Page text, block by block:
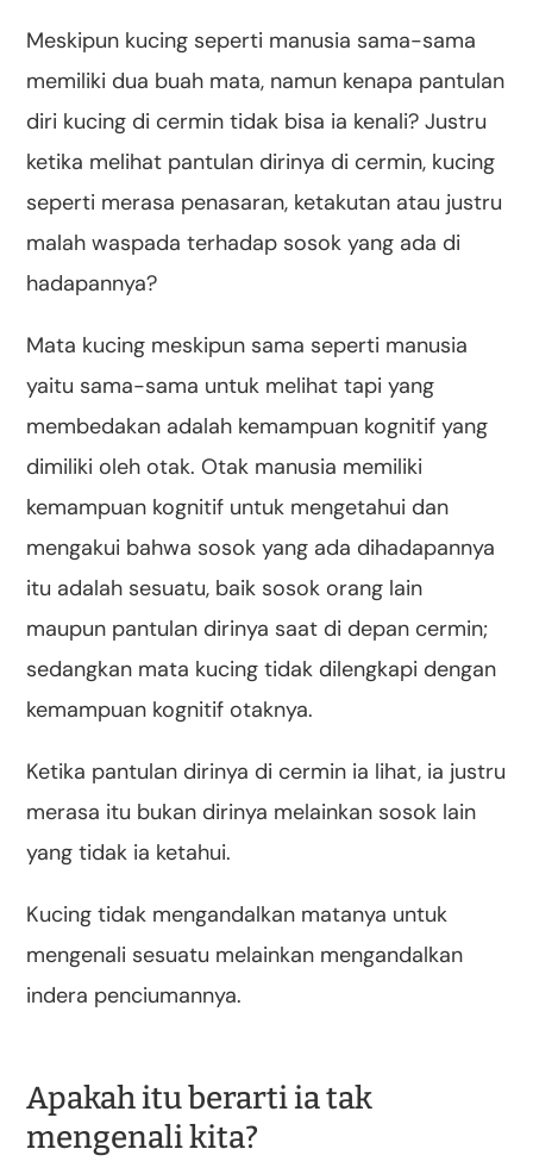
Meskipun kucing seperti manusia sama-sama
memiliki dua buah mata, namun kenapa pantulan
diri kucing di cermin tidak bisa ia kenali? Justru
ketika melihat pantulan dirinya di cermin, kucing
seperti merasa penasaran, ketakutan atau justru
malah waspada terhadap sosok yang ada di
hadapannya?
Mata kucing meskipun sama seperti manusia
yaitu sama-sama untuk melihat tapi yang
membedakan adalah kemampuan kognitif yang
dimiliki oleh otak. Otak manusia memiliki
kemampuan kognitif untuk mengetahui dan
mengakui bahwa sosok yang ada dihadapannya
itu adalah sesuatu, baik sosok orang lain
maupun pantulan dirinya saat di depan cermin;
sedangkan mata kucing tidak dilengkapi dengan
kemampuan kognitif otaknya.
Ketika pantulan dirinya di cermin ia lihat, ia justru
merasa itu bukan dirinya melainkan sosok lain
yang tidak ia ketahui.
Kucing tidak mengandalkan matanya untuk
mengenali sesuatu melainkan mengandalkan
indera penciumannya.
Apakah itu berarti ia tak
mengenali kita?